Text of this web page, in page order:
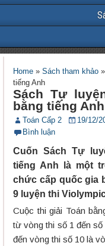
Home » Sách tham khảo »
tiếng Anh
Sách Tự
bằng tiếng Anh
Toán Cấp 2 19/12/
Bình luận
Cuốn Sách Tự
tiếng Anh là một
chức cấp quốc gia
9 luyện thi
Cuộc thi giải Toán
từ vòng thi số 1 đến
đến vòng thi số 10 là